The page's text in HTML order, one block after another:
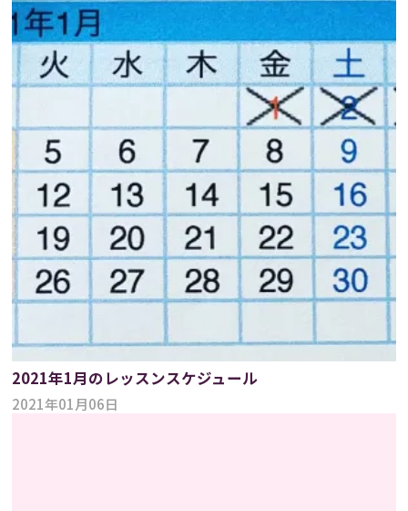
2021年1月のレッスンスケジュール
2021年01月06日